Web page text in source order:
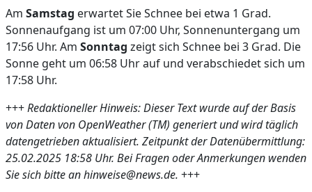
Am Samstag erwartet Sie Schnee bei etwa 1 Grad.
Sonnenaufgang ist um 07:00 Uhr, Sonnenuntergang um
17:56 Uhr. Am Sonntag zeigt sich Schnee bei 3 Grad. Die
Sonne geht um 06:58 Uhr auf und verabschiedet sich um
17:58 Uhr.
+++Redaktioneller Hinweis: Dieser Text wurde auf der Basis
von Daten von OpenWeather (TM) generiert und wird täglich
datengetrieben aktualisiert. Zeitpunkt der Datenübermittlung:
25.02.2025 18:58 Uhr. Bei Fragen oder Anmerkungen wenden
Sie sich bitte an hinweise@news.de. +++